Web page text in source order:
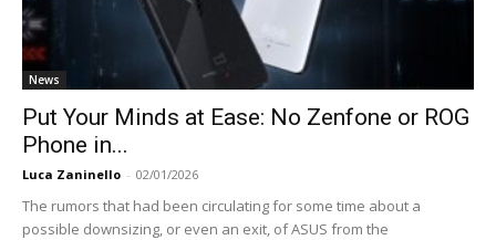
News
Put Your Minds at Ease: No Zenfone or ROG
Phone in...
Luca Zaninello - 02/01/2026
The rumors that had been circulating for some time about a
possible downsizing, or even an exit, of ASUS from the